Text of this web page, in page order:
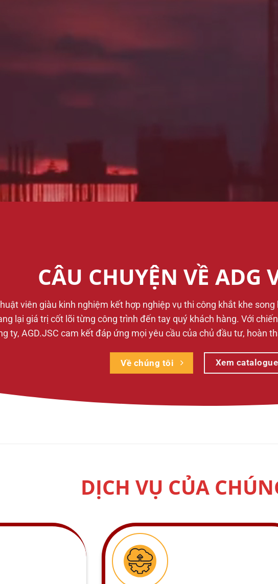
CÂU CHUYỆN VỀ ADG
viên giàu kinh nghiệm kết hợp nghiệp vụ thi công khắt khe
lại giá trị cốt lõi từng công trình đến tay quý khách hàng. Với
ty, AGD.JSC cam kết đáp ứng mọi yêu cầu của chủ đầu tư, hoàn
Về chúng tôi Xem catalogue
DỊCH VỤ CỦA